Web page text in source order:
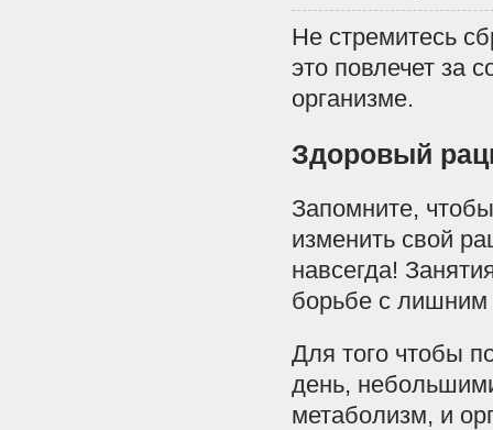
Не стремитесь
это повлечет за
организме.
Здоровый
Запомните,
изменить свой
навсегда!
борьбе с лишним
Для того чтобы
день,
метаболизм, и